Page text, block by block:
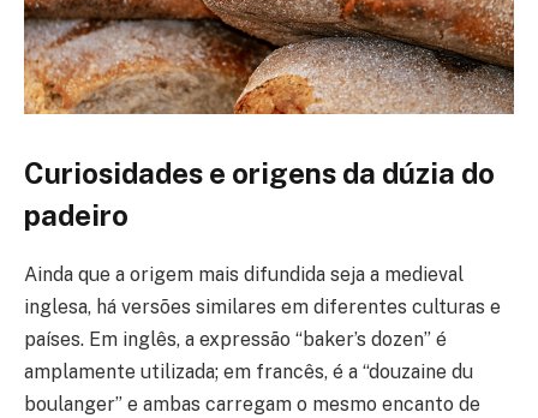
Curiosidades e origens da dúzia do
padeiro
Ainda que a origem mais difundida seja a medieval
inglesa, há versões similares em diferentes culturas e
países. Em inglês, a expressão “baker’s dozen” é
amplamente utilizada; em francês, é a “douzaine du
boulanger” e ambas carregam o mesmo encanto de